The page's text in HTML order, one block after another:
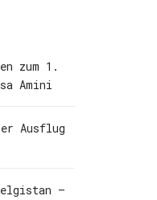
zum 1.
Amini
Ausflug
–